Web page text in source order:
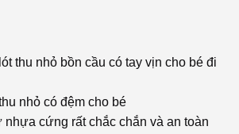
thu nhỏ bồn cầu có tay vịn cho bé đi
nhỏ có đệm cho bé
nhựa cứng rất chắc chắn và an toàn